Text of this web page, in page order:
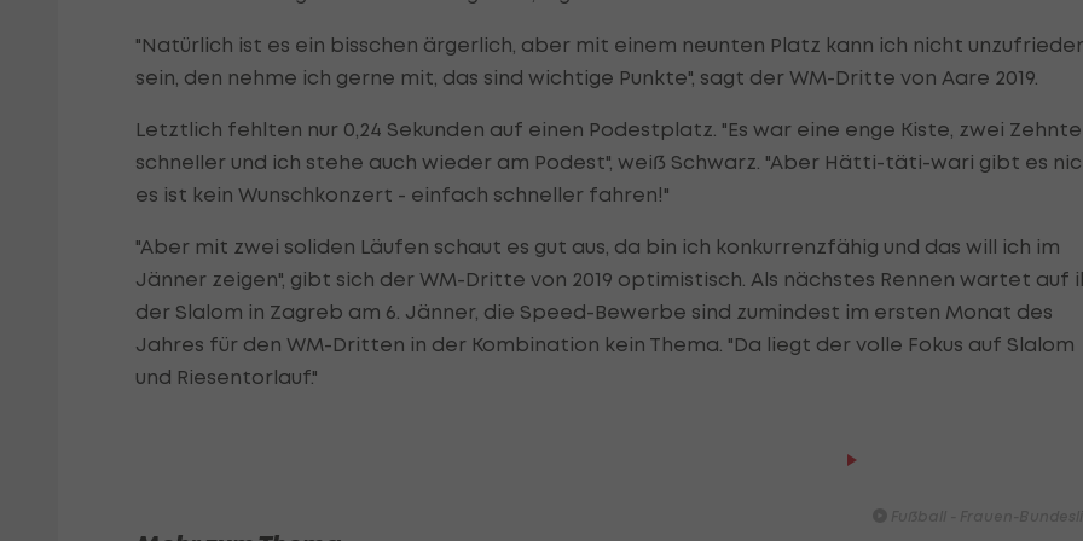
"Natürlich ist es ein bisschen ärgerlich, aber mit einem neunten Platz kann ich nicht
sein, den nehme ich gerne mit, das sind wichtige Punkte", sagt der WM-Dritte von Aare 2019.
Letztlich fehlten nur 0,24 Sekunden auf einen Podestplatz. "Es war eine enge Kiste, zwei
schneller und ich stehe auch wieder am Podest", weiß Schwarz. "Aber Hätti-täti-wari gibt es
es ist kein Wunschkonzert - einfach schneller fahren!"
"Aber mit zwei soliden Läufen schaut es gut aus, da bin ich konkurrenzfähig und das will ich im
Jänner zeigen", gibt sich der WM-Dritte von 2019 optimistisch. Als nächstes Rennen wartet auf
der Slalom in Zagreb am 6. Jänner, die Speed-Bewerbe sind zumindest im ersten Monat des
Jahres für den WM-Dritten in der Kombination kein Thema. "Da liegt der volle Fokus auf Slalom
und Riesentorlauf."